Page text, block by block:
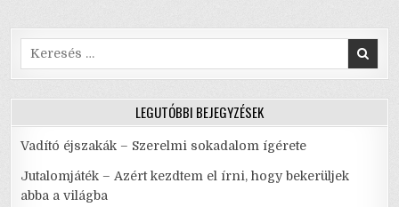
k
AVAGY:
NE
Search
for:
LEGUTÓBBI BEJEGYZÉSEK
Vadító éjszakák – Szerelmi sokadalom ígérete
Jutalomjáték – Azért kezdtem el írni, hogy bekerüljek
abba a világba